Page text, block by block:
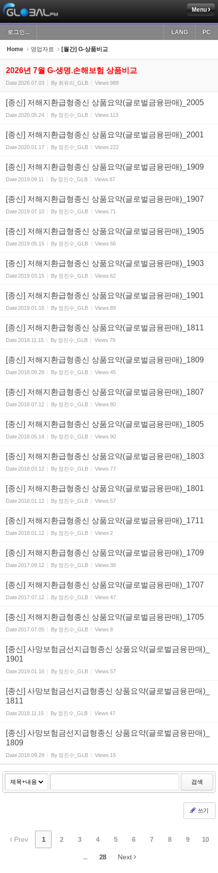
Menu
로그인... PC
LANG
Home 영업자료 [월간] G-상품비교
2026년 7월 G-생명.손해보험 상품비교
Date2026.07.03 By 최유리_GLB Views 989
[종신] 저해지환급형종신 상품요약(글로벌금융판매)_2005
Date2020.05.24 By 정진수_GLB Views 113
[종신] 저해지환급형종신 상품요약(글로벌금융판매)_2001
Date2020.01.17 By 정진수_GLB Views 222
[종신] 저해지환급형종신 상품요약(글로벌금융판매)_1909
Date2019.09.11 By 정진수_GLB Views 87
[종신] 저해지환급형종신 상품요약(글로벌금융판매)_1907
Date2019.07.10 By 정진수_GLB Views 71
[종신] 저해지환급형종신 상품요약(글로벌금융판매)_1905
Date2019.05.15 By 정진수_GLB Views 56
[종신] 저해지환급형종신 상품요약(글로벌금융판매)_1903
Date2019.03.15 By 정진수_GLB Views 62
[종신] 저해지환급형종신 상품요약(글로벌금융판매)_1901
Date2019.01.16 By 정진수_GLB Views 89
[종신] 저해지환급형종신 상품요약(글로벌금융판매)_1811
Date2018.11.15 By 정진수_GLB Views 79
[종신] 저해지환급형종신 상품요약(글로벌금융판매)_1809
Date2018.09.28 By 정진수_GLB Views 45
[종신] 저해지환급형종신 상품요약(글로벌금융판매)_1807
Date2018.07.12 By 정진수_GLB Views 80
[종신] 저해지환급형종신 상품요약(글로벌금융판매)_1805
Date2018.05.14 By 정진수_GLB Views 90
[종신] 저해지환급형종신 상품요약(글로벌금융판매)_1803
Date2018.03.12 By 정진수_GLB Views 77
[종신] 저해지환급형종신 상품요약(글로벌금융판매)_1801
Date2018.01.12 By 정진수_GLB Views 57
[종신] 저해지환급형종신 상품요약(글로벌금융판매)_1711
Date2018.01.12 By 정진수_GLB Views 2
[종신] 저해지환급형종신 상품요약(글로벌금융판매)_1709
Date2017.09.12 By 정진수_GLB Views 38
[종신] 저해지환급형종신 상품요약(글로벌금융판매)_1707
Date2017.07.12 By 정진수_GLB Views 47
[종신] 저해지환급형종신 상품요약(글로벌금융판매)_1705
Date2017.07.05 By 정진수_GLB Views 8
[종신] 사망보험금선지급형종신 상품요약(글로벌금융판매)_
1901
Date2019.01.16 By 정진수_GLB Views 57
[종신] 사망보험금선지급형종신 상품요약(글로벌금융판매)_
1811
Date2018.11.15 By 정진수_GLB Views 47
[종신] 사망보험금선지급형종신 상품요약(글로벌금융판매)_
1809
Date2018.09.28 By 정진수_GLB Views 15
검색
쓰기
Prev 1 2 3 4 5 6 7 8 9 10
... 28 Next
Sketchbook5, 스케치북5
Sketchbook5, 스케치북5